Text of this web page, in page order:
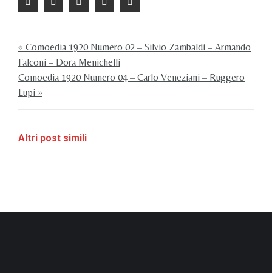
« Comoedia 1920 Numero 02 – Silvio Zambaldi – Armando
Falconi – Dora Menichelli
Comoedia 1920 Numero 04 – Carlo Veneziani – Ruggero
Lupi »
Altri post simili